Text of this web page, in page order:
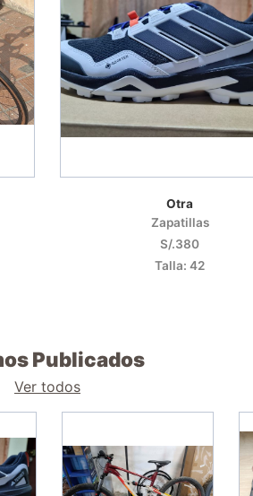
Otra
Zapatillas
S/.380
Talla: 42
Publicados
Ver todos